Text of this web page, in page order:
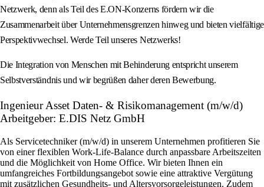
Netzwerk, denn als Teil des E.ON-Konzerns fördern wir die
Zusammenarbeit über Unternehmensgrenzen hinweg und bieten vielfältige
Perspektivwechsel. Werde Teil unseres Netzwerks!
Die Integration von Menschen mit Behinderung entspricht unserem
Selbstverständnis und wir begrüßen daher deren Bewerbung.
Ingenieur Asset Daten- & Risikomanagement (m/w/d)
Arbeitgeber: E.DIS Netz GmbH
Als Servicetechniker (m/w/d) in unserem Unternehmen profitieren Sie
von einer flexiblen Work-Life-Balance durch anpassbare Arbeitszeiten
und die Möglichkeit von Home Office. Wir bieten Ihnen ein
umfangreiches Fortbildungsangebot sowie eine attraktive Vergütung
mit zusätzlichen Gesundheits- und Altersvorsorgeleistungen. Zudem